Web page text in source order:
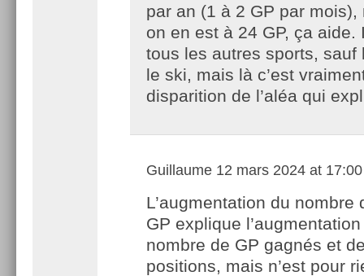
par an (1 à 2 GP par mois),
on en est à 24 GP, ça aide.
tous les autres sports, sauf
le ski, mais là c’est
disparition de l’aléa qui
Guillaume 12 mars 2024 at 17:00
L’augmentation du nombre
GP explique
nombre de GP gagnés et
positions, mais n’est pour